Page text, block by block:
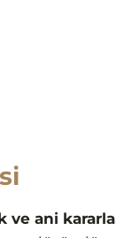
ve ani